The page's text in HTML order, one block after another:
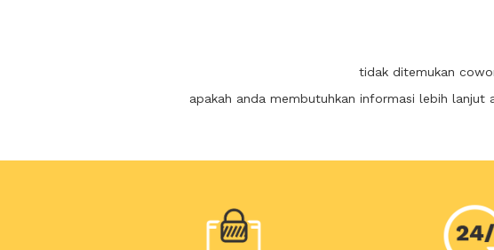
tidak ditemukan
apakah anda membutuhkan informasi lebih